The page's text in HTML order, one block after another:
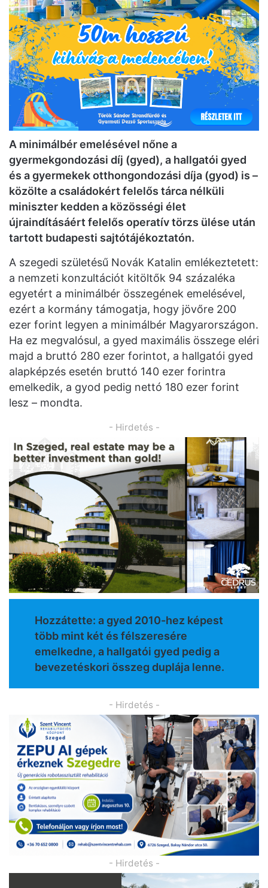
A minimálbér emelésével nőne a
gyermekgondozási díj (gyed), a hallgatói gyed
és a gyermekek otthongondozási díja (gyod) is –
közölte a családokért felelős tárca nélküli
miniszter kedden a közösségi élet
újraindításáért felelős operatív törzs ülése után
tartott budapesti sajtótájékoztatón.
A szegedi születésű Novák Katalin emlékeztetett:
a nemzeti konzultációt kitöltők 94 százaléka
egyetért a minimálbér összegének emelésével,
ezért a kormány támogatja, hogy jövőre 200
ezer forint legyen a minimálbér Magyarországon.
Ha ez megvalósul, a gyed maximális összege eléri
majd a bruttó 280 ezer forintot, a hallgatói gyed
alapképzés esetén bruttó 140 ezer forintra
emelkedik, a gyod pedig nettó 180 ezer forint
lesz – mondta.
- Hirdetés -
Hozzátette: a gyed 2010-hez képest
több mint két és félszeresére
emelkedne, a hallgatói gyed pedig a
bevezetéskori összeg duplája lenne.
- Hirdetés -
- Hirdetés -